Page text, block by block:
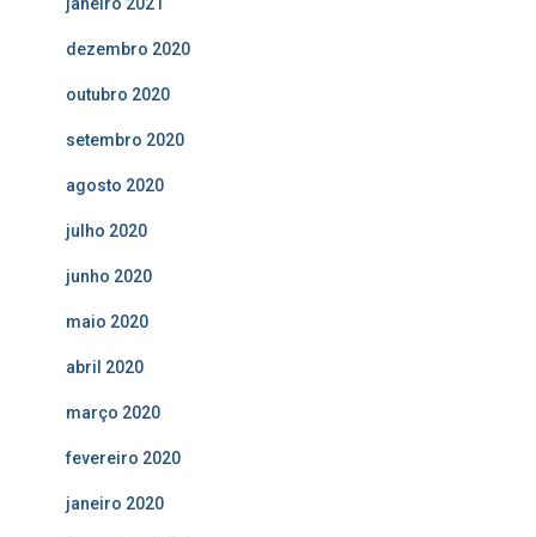
dezembro 2020
outubro 2020
setembro 2020
agosto 2020
julho 2020
junho 2020
maio 2020
abril 2020
março 2020
fevereiro 2020
janeiro 2020